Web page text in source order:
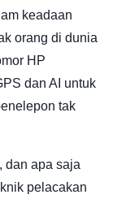
keadaan
orang di dunia
HP
dan AI untuk
tak
dan apa saja
pelacakan